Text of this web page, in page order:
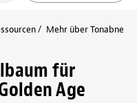
Mehr über
für
Age